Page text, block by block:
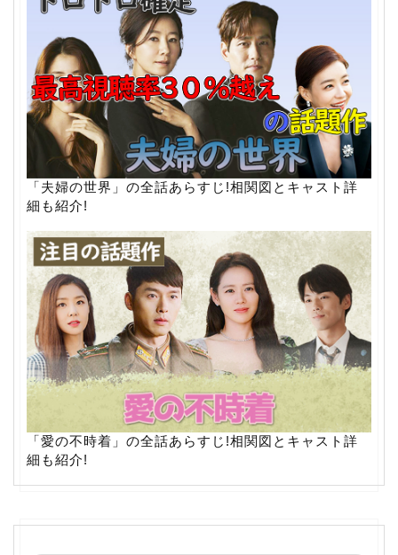
「夫婦の世界」の全話あらすじ!相関図とキャスト詳
細も紹介!
「愛の不時着」の全話あらすじ!相関図とキャスト詳
細も紹介!